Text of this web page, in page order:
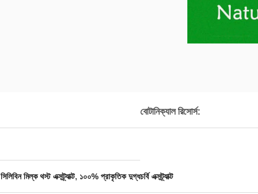
বোটানিক্যাল রিসোর্স:
সিলিবিন মিল্ক থস্ট এক্সট্র্যাক্ট, ১০০% প্রাকৃতিক দুগ্ধচর্বি এক্সট্র্যাক্ট